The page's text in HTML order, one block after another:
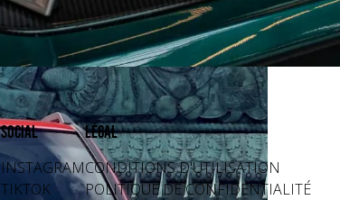
Social
INSTAGRAM
TIKTOK
Légal
CONDITIONS D'UTILISATION
POLITIQUE DE CONFIDENTIALITÉ